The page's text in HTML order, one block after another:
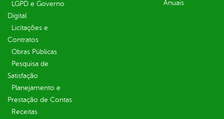
LGPD e Governo
Digital
Licitações e
Contratos
Obras Públicas
Pesquisa de
Satisfação
Planejamento e
Prestação de Contas
Receitas
Anuais